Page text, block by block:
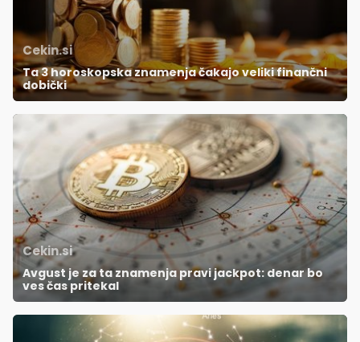
Cekin.si
Ta 3 horoskopska znamenja čakajo veliki finančni
dobički
Cekin.si
Avgust je za ta znamenja pravi jackpot: denar bo
ves čas pritekal